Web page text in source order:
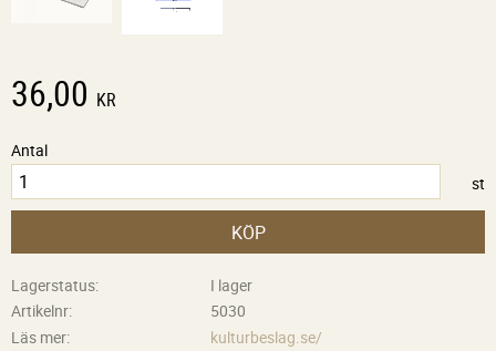
36,00 KR
Antal
st
KÖP
Lagerstatus
I lager
Artikelnr
5030
Läs mer
kulturbeslag.se/